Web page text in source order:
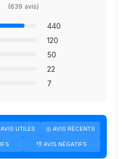
(639 avis)
440
120
50
22
7
UTILES ◎ AVIS RÉCENTS
👎 AVIS NÉGATIFS